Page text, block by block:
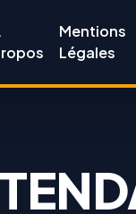
Mentions
Légales